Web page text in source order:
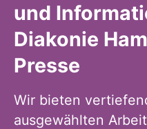
und
Diakonie
Presse
Wir bieten
ausgewählten